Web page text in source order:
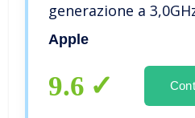
generazione a
512GB)
Apple
9.6